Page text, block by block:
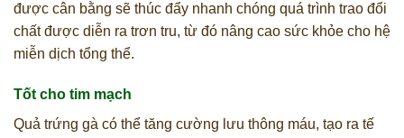
được cân bằng sẽ thúc đẩy nhanh chóng quá trình trao đổi
chất được diễn ra trơn tru, từ đó nâng cao sức khỏe cho hệ
miễn dịch tổng thể.
Tốt cho tim mạch
Quả trứng gà có thể tăng cường lưu thông máu, tạo ra tế